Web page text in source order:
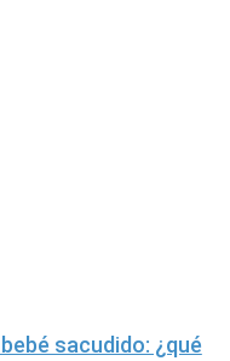
sacudido: ¿qué